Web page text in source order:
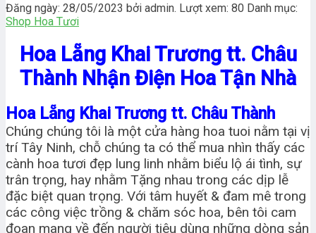
Đăng ngày: 28/05/2023 bởi admin. Lượt xem: 80 Danh mục:
Shop Hoa Tươi
Hoa Lẵng Khai Trương tt. Châu
Thành Nhận Điện Hoa Tận Nhà
Hoa Lẵng Khai Trương tt. Châu Thành
Chúng chúng tôi là một cửa hàng hoa tuoi nằm tại vị
trí Tây Ninh, chỗ chúng ta có thể mua nhìn thấy các
cành hoa tươi đẹp lung linh nhằm biểu lộ ái tình, sự
trân trọng, hay nhằm Tặng nhau trong các dịp lễ
đặc biệt quan trọng. Với tâm huyết & đam mê trong
các công việc trồng & chăm sóc hoa, bên tôi cam
đoan mang về đến người tiêu dùng những dòng sản